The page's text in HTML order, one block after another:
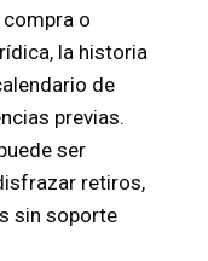
o
la historia
de
previas.
ser
retiros,
sin soporte